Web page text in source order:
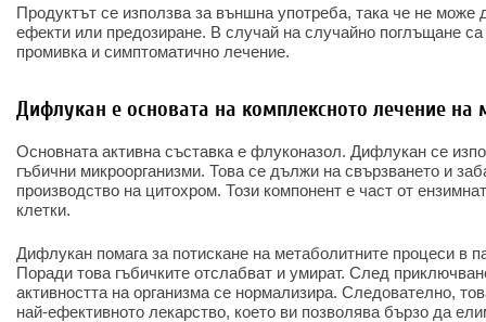
Продуктът се използва за външна употреба, така че не може
ефекти или предозиране. В случай на случайно поглъщане
промивка и симптоматично лечение.
Дифлукан е основата на комплексното лечение на
Основната активна съставка е флуконазол. Дифлукан се
гъбични микроорганизми. Това се дължи на свързването и
производство на цитохром. Този компонент е част от
клетки.
Дифлукан помага за потискане на метаболитните процеси в
Поради това гъбичките отслабват и умират. След
активността на организма се нормализира. Следователно,
най-ефективното лекарство, което ви позволява бързо да